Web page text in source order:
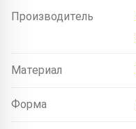
Производитель
Материал
Форма